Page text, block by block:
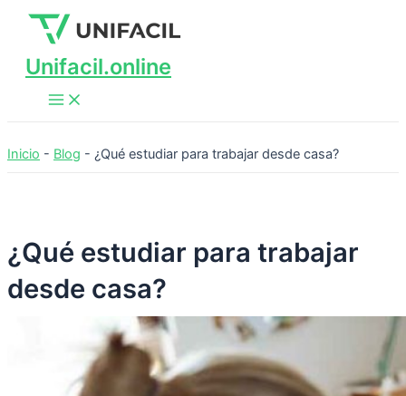
Unifacil.online
Menu
Inicio - Blog - ¿Qué estudiar para trabajar desde casa?
¿Qué estudiar para trabajar
desde casa?